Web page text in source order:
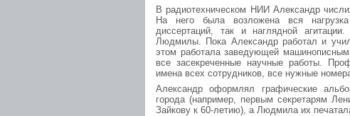
В радиотехническом НИИ Александр
На него была возложена вся
диссертаций, так и наглядной
Людмилы. Пока Александр работал и
этом работала заведующей
все засекреченные научные работы.
имена всех сотрудников, все нужные
Александр оформлял графические
города (например, первым секретарям
Зайкову к 60-летию), а Людмила их